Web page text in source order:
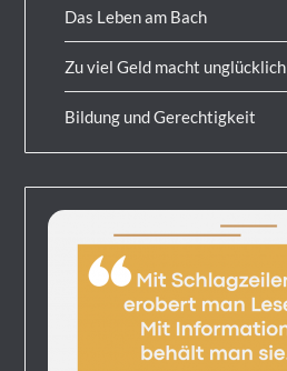
Das Leben am Bach
Zu viel Geld macht unglücklich
Bildung und Gerechtigkeit